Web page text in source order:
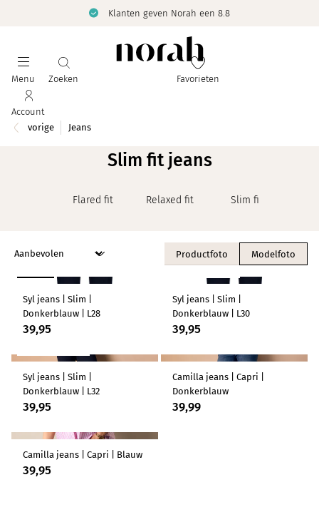
Klanten geven Norah een 8.8
Menu Zoeken Favorieten
Account
vorige
Jeans
Slim fit jeans
Flared fit Relaxed fit Slim fit
Productfoto Modelfoto
LENGTEMAAT 28
Syl jeans | Slim |
Donkerblauw | L28
39,95
Syl jeans | Slim |
Donkerblauw | L30
39,95
Syl jeans | Slim |
Donkerblauw | L32
39,95
Camilla jeans | Capri |
Donkerblauw
39,99
Camilla jeans | Capri | Blauw
39,95